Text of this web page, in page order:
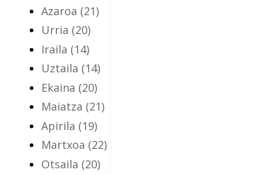
Azaroa (21)
Urria (20)
Iraila (14)
Uztaila (14)
Ekaina (20)
Maiatza (21)
Apirila (19)
Martxoa (22)
Otsaila (20)